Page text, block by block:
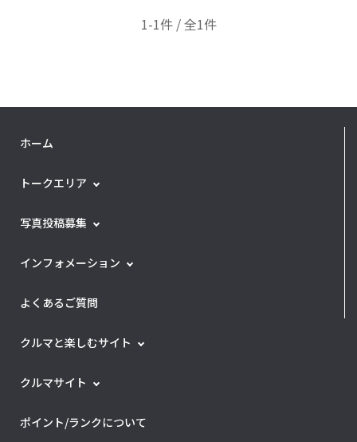
1-1件 / 全1件
ホーム
トークエリア
写真投稿募集
インフォメーション
よくあるご質問
クルマと楽しむサイト
クルマサイト
ポイント/ランクについて